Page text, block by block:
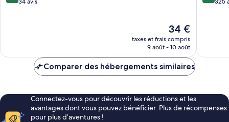
Le
nouveau
prix
de
34 €
taxes et frais compris
9 août - 10 août
Comparer des hébergements similaires
Connectez-vous pour découvrir les réductions et les
avantages dont vous pouvez bénéficier. Plus de récompenses
pour plus d’aventures !